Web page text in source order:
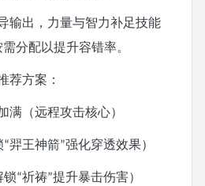
输出，力量与智力补足技能
分配以提升容错率。
荐方案：
满（远程攻击核心）
“羿王神箭”强化穿透效果）
锁“祈祷”提升暴击伤害）